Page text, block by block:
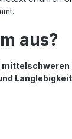
aus?
mittelschweren
Langlebigkeit